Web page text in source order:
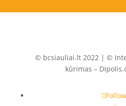
© bcsiauliai.lt 2022 | ©
kūrimas –
Follow